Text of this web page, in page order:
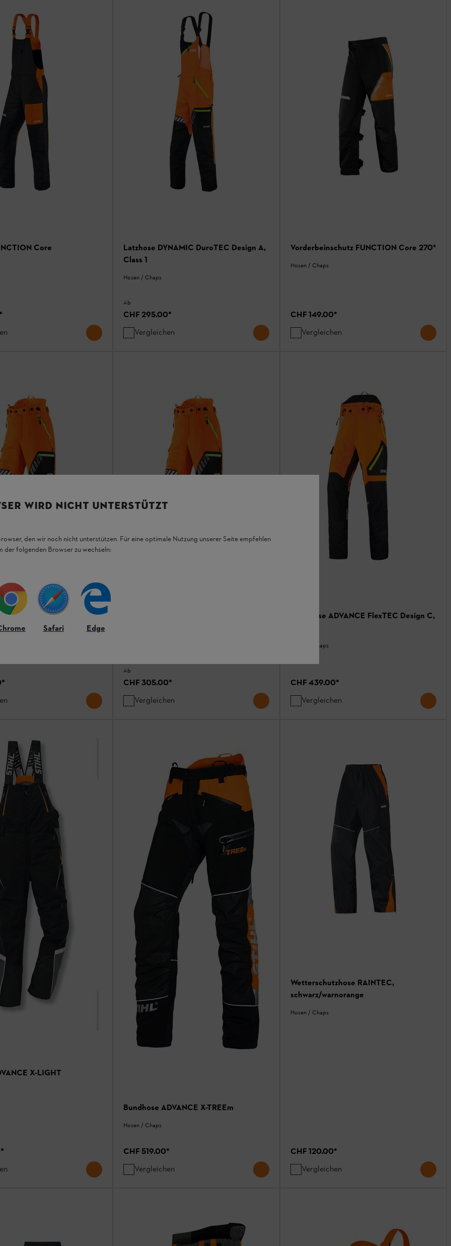
Core
*
Latzhose DYNAMIC DuroTEC Design A,
Class 1
Hosen / Chaps
Ab
CHF 295.00*
Vergleichen
Vorderbeinschutz FUNCTION Core 270°
Hosen / Chaps
CHF 149.00*
Vergleichen
DuroTEC, Design
*
Ab
CHF 305.00*
Vergleichen
Bundhose ADVANCE FlexTEC Design C,
Hosen / Chaps
CHF 439.00*
Vergleichen
X-LIGHT
*
Bundhose ADVANCE X-TREEm
Hosen / Chaps
CHF 519.00*
Vergleichen
Wetterschutzhose RAINTEC,
schwarz/warnorange
Hosen / Chaps
CHF 120.00*
Vergleichen
WIRD NICHT UNTERSTÜTZT
den wir noch nicht unterstützen. Für eine optimale Nutzung unserer Seite empfehlen
der folgenden Browser zu wechseln:
Safari Edge